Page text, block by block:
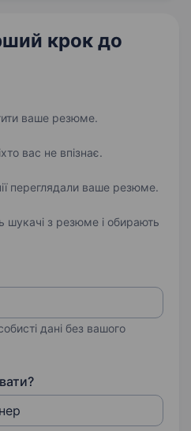
крок до
ваше резюме.
вас не впізнає.
переглядали ваше резюме.
з резюме і обирають
дані без вашого